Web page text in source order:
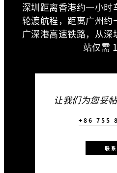
深圳距离香港约一小
轮渡航程，距离广州
广深港高速铁路，从
站仅需
让我们为您妥
+86 755
联